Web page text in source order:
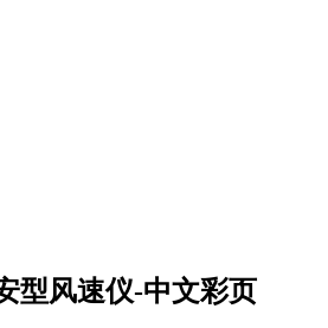
型风速仪-中文彩页